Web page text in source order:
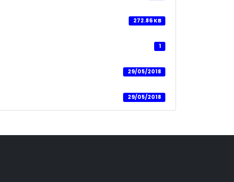
272.86 KB
1
29/05/2018
29/05/2018